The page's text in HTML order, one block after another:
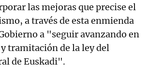
las mejoras que precise el
a través de esta enmienda
a "seguir avanzando en
tramitación de la ley del
de Euskadi".